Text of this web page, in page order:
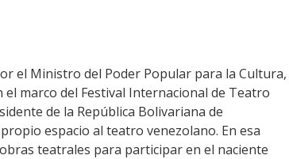
el Ministro del Poder Popular para la Cultura,
marco del Festival Internacional de Teatro
de la República Bolivariana de
espacio al teatro venezolano. En esa
teatrales para participar en el naciente